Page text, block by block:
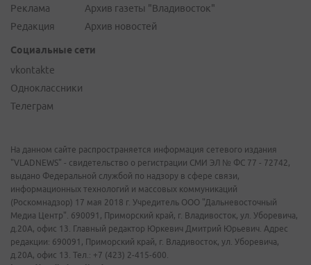
Реклама
Редакция
Архив газеты "Владивосток"
Архив новостей
Социальные сети
vkontakte
Одноклассники
Телеграм
На данном сайте распространяется информация сетевого издания
"VLADNEWS" - свидетельство о регистрации СМИ ЭЛ № ФС 77 - 72742,
выдано Федеральной службой по надзору в сфере связи,
информационных технологий и массовых коммуникаций
(Роскомнадзор) 17 мая 2018 г. Учредитель ООО "Дальневосточный
Медиа Центр". 690091, Приморский край, г. Владивосток, ул. Уборевича,
д.20А, офис 13. Главный редактор Юркевич Дмитрий Юрьевич. Адрес
редакции: 690091, Приморский край, г. Владивосток, ул. Уборевича,
д.20А, офис 13. Тел.: +7 (423) 2-415-600.